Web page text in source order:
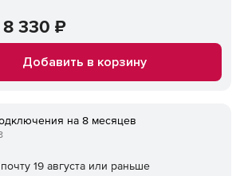
8 330 ₽
Добавить в корзину
на 8 месяцев
19 августа или раньше